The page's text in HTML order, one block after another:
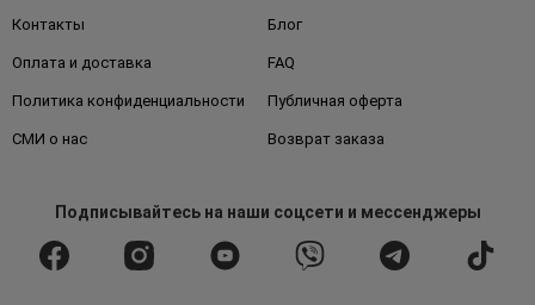
Контакты Блог
Оплата и доставка FAQ
Политика конфиденциальности Публичная оферта
СМИ о нас Возврат заказа
Подписывайтесьна наши соцсети и мессенджеры